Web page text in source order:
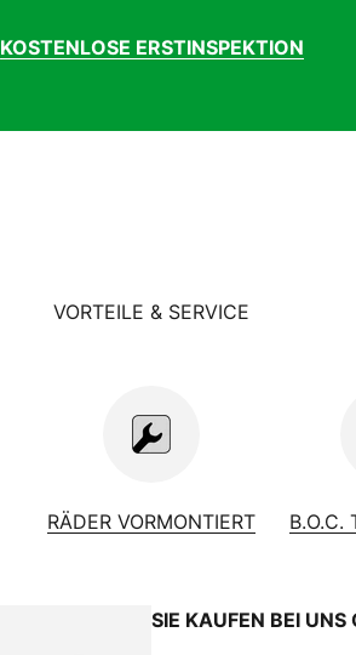
KOSTENLOSE ERSTINSPEKTION
VORTEILE & SERVICE
RÄDER VORMONTIERT B.O.C.
SIE KAUFEN BEI